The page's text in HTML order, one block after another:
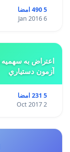
5 490 امضا
6 Jan 2016
آزمون دستياري
5 231 امضا
2 Oct 2017